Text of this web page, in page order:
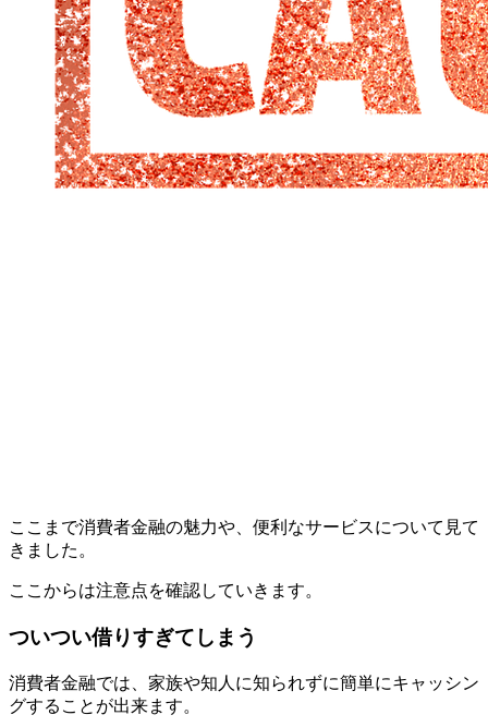
ここまで消費者金融の魅力や、便利なサービスについて見て
きました。
ここからは注意点を確認していきます。
ついつい借りすぎてしまう
消費者金融では、家族や知人に知られずに簡単にキャッシン
グすることが出来ます。